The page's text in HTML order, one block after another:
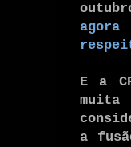
E a
muita
a